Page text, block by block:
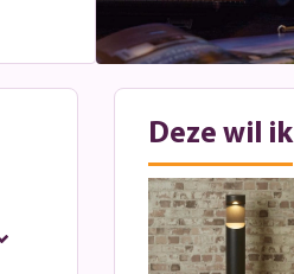
Deze wil ik